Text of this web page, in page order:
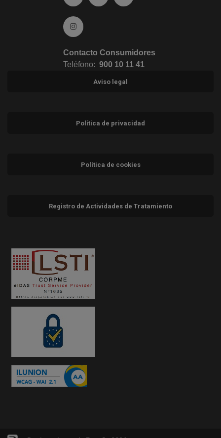
Ir a Instagram (abre en ventana nueva)
Contacto Consumidores
Teléfono: 900 10 11 41
Aviso legal
Política de privacidad
Política de cookies
Registro de Actividades de Tratamiento